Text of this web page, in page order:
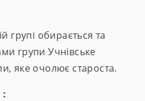
групі обирається та
групи Учнівське
яке очолює староста.
: